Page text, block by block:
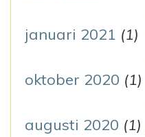
januari 2021 (1)
oktober 2020 (1)
augusti 2020 (1)